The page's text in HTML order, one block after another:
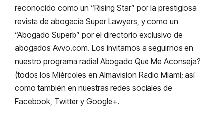
reconocido como un “Rising Star” por la prestigiosa
revista de abogacía Super Lawyers, y como un
“Abogado Superb” por el directorio exclusivo de
abogados Avvo.com. Los invitamos a seguirnos en
nuestro programa radial Abogado Que Me Aconseja?
(todos los Miércoles en Almavision Radio Miami; así
como también en nuestras redes sociales de
Facebook, Twitter y Google+.